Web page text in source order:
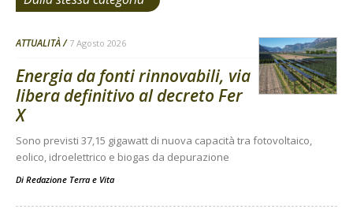
ATTUALITÀ 7 Agosto 2026
Energia da fonti rinnovabili, via
libera definitivo al decreto Fer
X
Sono previsti 37,15 gigawatt di nuova capacità tra fotovoltaico,
eolico, idroelettrico e biogas da depurazione
Di Redazione Terra e Vita